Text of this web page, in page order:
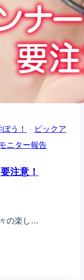
う！ · ピックア
ニター報告
注意！
の楽し…